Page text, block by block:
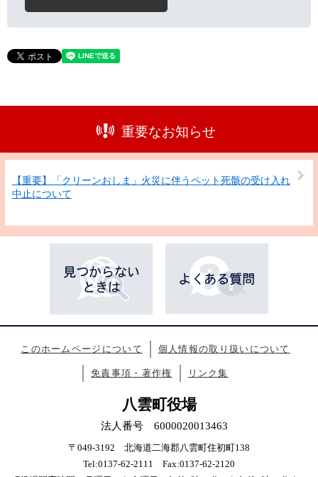
重要なお知らせ
【重要】「クリーンおしま」火災に伴うペット死骸の受け入れ
中止について
このホームページについて 個人情報の取り扱いについて
免責事項・著作権 リンク集
八雲町役場
法人番号 6000020013463
〒049-3192 北海道二海郡八雲町住初町138
Tel:0137-62-2111 Fax:0137-62-2120